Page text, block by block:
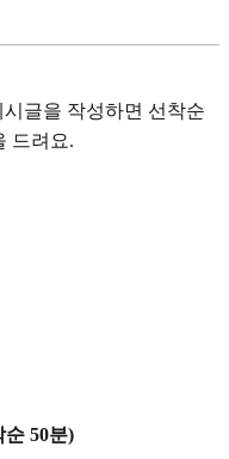
글을 작성하면 선착순
드려요.
순 50분)